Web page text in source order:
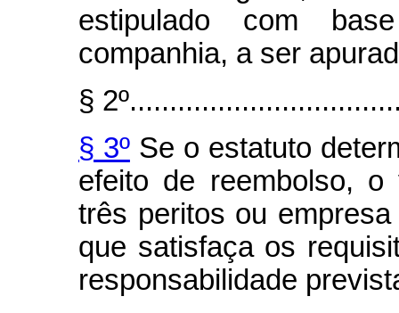
estipulado com
companhia, a ser
§
§ 3ºSe o estatuto
efeito de reembolso,
três peritos ou
que satisfaça os
responsabilidade